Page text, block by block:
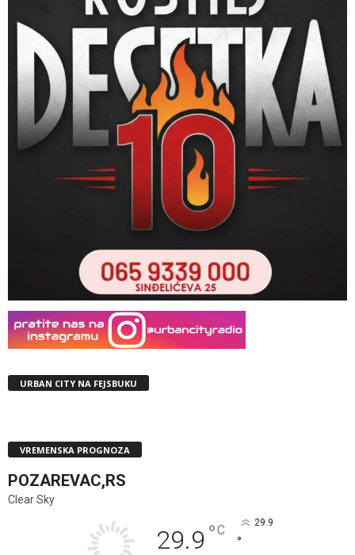
URBAN CITY NA FEJSBUKU
VREMENSKA PROGNOZA
POZAREVAC,RS
Clear Sky
29.9 °C 29.9
°